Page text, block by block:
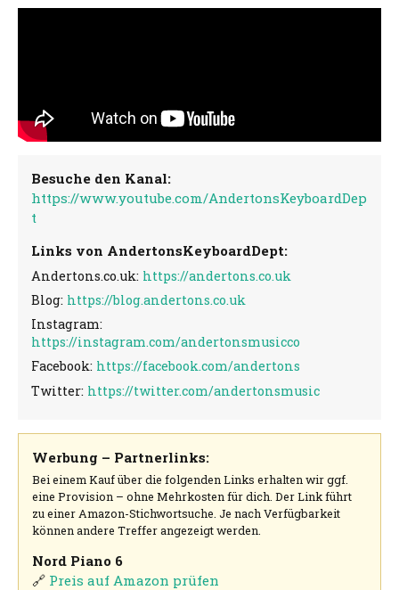
Besuche den Kanal:
https://www.youtube.com/AndertonsKeyboardDep
t
Links von AndertonsKeyboardDept:
Andertons.co.uk: https://andertons.co.uk
Blog: https://blog.andertons.co.uk
Instagram:
https://instagram.com/andertonsmusicco
Facebook: https://facebook.com/andertons
Twitter: https://twitter.com/andertonsmusic
Werbung – Partnerlinks:
Bei einem Kauf über die folgenden Links erhalten wir ggf.
eine Provision – ohne Mehrkosten für dich. Der Link führt
zu einer Amazon-Stichwortsuche. Je nach Verfügbarkeit
können andere Treffer angezeigt werden.
Nord Piano 6
🔗 Preis auf Amazon prüfen